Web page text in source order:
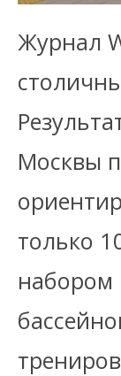
Журнал
Москвы
только
набором